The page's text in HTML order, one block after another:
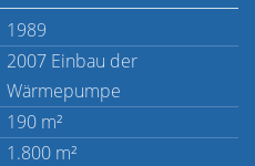
1989
2007 Einbau der
Wärmepumpe
190 m²
1.800 m²